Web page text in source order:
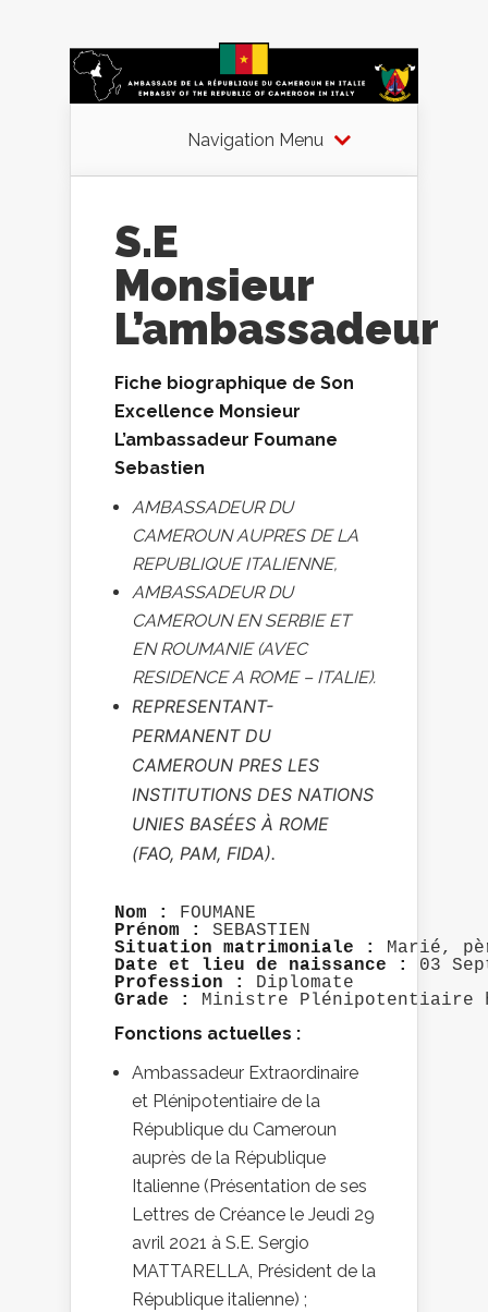
Navigation Menu
S.E
Monsieur
L’ambassadeur
Fiche biographique de Son
Excellence Monsieur
L’ambassadeur Foumane
Sebastien
AMBASSADEUR DU
CAMEROUN AUPRES DE LA
REPUBLIQUE ITALIENNE,
AMBASSADEUR DU
CAMEROUN EN SERBIE ET
EN ROUMANIE (AVEC
RESIDENCE A ROME – ITALIE).
REPRESENTANT-
PERMANENT DU
CAMEROUN PRES LES
INSTITUTIONS DES NATIONS
UNIES BASÉES À ROME
(FAO, PAM, FIDA).
Nom :
Prénom :
Situation matrimoniale :
Date et lieu de naissance :
Profession :
Grade :
Ministre Plénipotentiaire
Fonctions actuelles :
Ambassadeur Extraordinaire
et Plénipotentiaire de la
République du Cameroun
auprès de la République
Italienne (Présentation de ses
Lettres de Créance le Jeudi 29
avril 2021 à S.E. Sergio
MATTARELLA, Président de la
République italienne) ;